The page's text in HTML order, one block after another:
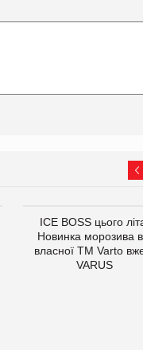
ICE BOSS цього
Новинка морозива
власної ТМ Varto
VARUS